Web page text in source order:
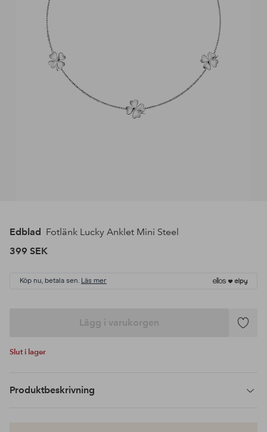
Edblad Fotlänk Lucky Anklet Mini Steel
399 SEK
Köp nu, betala sen. Läs mer
Lägg i varukorgen
Lägg
Slut i lager
Produktbeskrivning